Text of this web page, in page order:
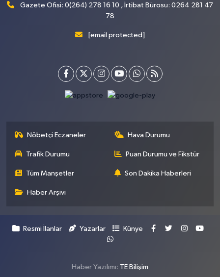
Gazete Ofisi: 0(264) 278 16 10 , İrtibat Bürosu: 0264 281 47
78
[email protected]
Nöbetçi Eczaneler Hava Durumu
Trafik Durumu Puan Durumu ve Fikstür
Tüm Manşetler Son Dakika Haberleri
Haber Arşivi
Resmi İlanlar Yazarlar Künye
Haber Yazılımı: TE Bilişim